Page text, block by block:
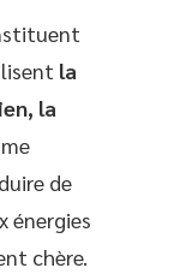
la
la
de
énergies
chère.